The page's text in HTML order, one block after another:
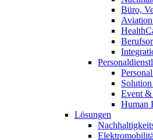
Büro,
Event &
Human
Lösungen